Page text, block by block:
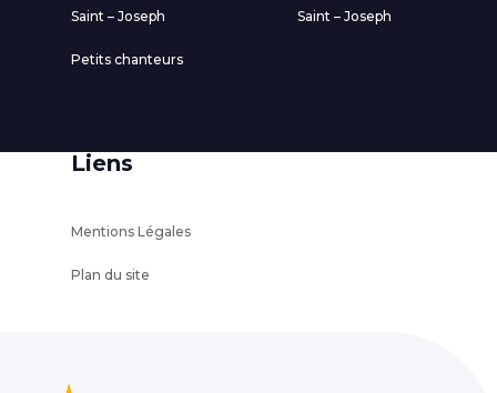
Saint – Joseph
Petits chanteurs
Saint – Joseph
Liens
Mentions Légales
Plan du site